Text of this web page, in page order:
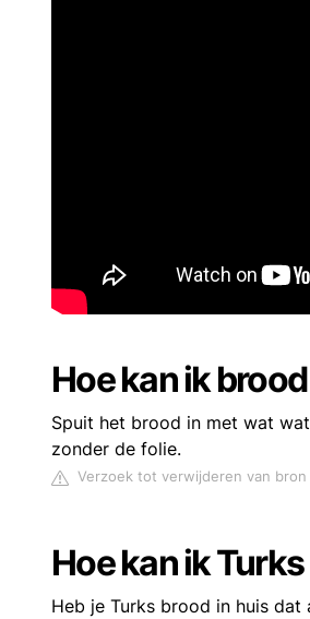
Hoe kan ik
Spuit het brood in met wat
zonder de folie.
Verzoek tot verwijderen van bron
Hoe kan ik
Heb je Turks brood in huis